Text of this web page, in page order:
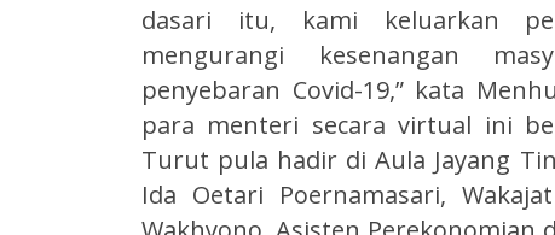
dasari itu, kami keluarkan
mengurangi kesenangan
penyebaran Covid-19,” kata
para menteri secara virtual ini
Turut pula hadir di Aula Jayang
Ida Oetari Poernamasari,